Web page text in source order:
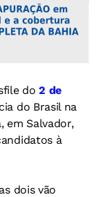
do2 de
do Brasil na
em Salvador,
à
dois vão